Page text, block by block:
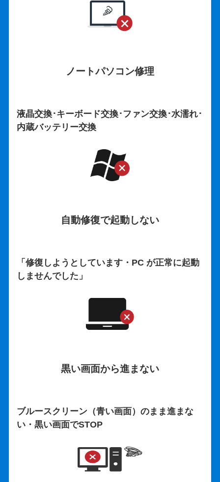
ノートパソコン修理
液晶交換･キーボード交換･ファン交換･水濡れ･
内蔵バッテリー交換
自動修復で起動しない
「修復しようとしています・PC が正常に起動
しませんでした」
黒い画面から進まない
ブルースクリーン（青い画面）のまま進まな
い・黒い画面でSTOP